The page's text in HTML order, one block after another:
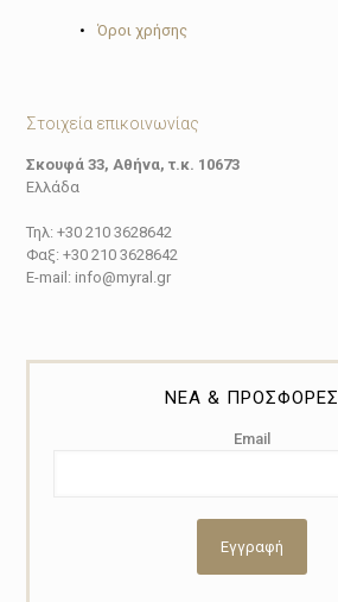
• Όροι χρήσης
Στοιχεία επικοινωνίας
Σκουφά 33, Αθήνα, τ.κ. 10673
Ελλάδα
Τηλ: +30 210 3628642
Φαξ: +30 210 3628642
E-mail: info@myral.gr
ΝΕΑ & ΠΡΟΣΦΟΡΕΣ
Email